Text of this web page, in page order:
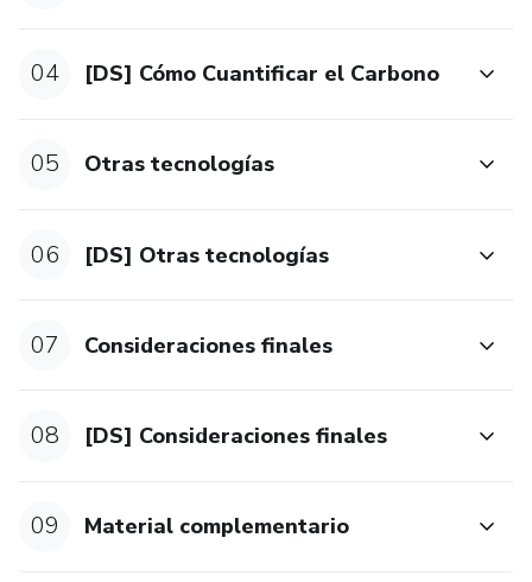
04 [DS] Cómo Cuantificar el Carbono
05 Otras tecnologías
06 [DS] Otras tecnologías
07 Consideraciones finales
08 [DS] Consideraciones finales
09 Material complementario